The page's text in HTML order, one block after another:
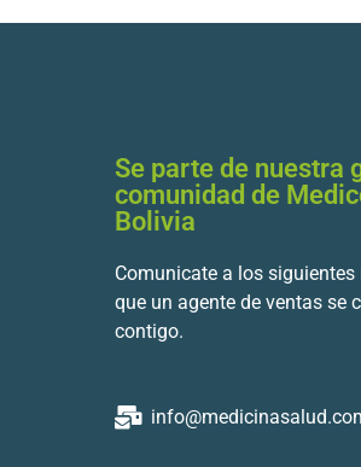
Se parte de nuestra
comunidad de
Bolivia
Comunicate a los siguientes
que un agente de ventas se
contigo.